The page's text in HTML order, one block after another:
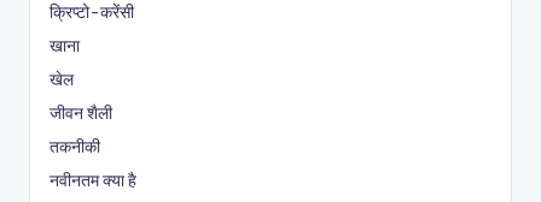
क्रिप्टो-करेंसी
खाना
खेल
जीवन शैली
तकनीकी
नवीनतम क्या है